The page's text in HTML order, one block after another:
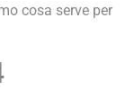
cosa serve per